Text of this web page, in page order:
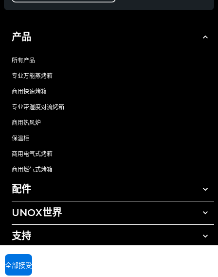
产品
所有产品
专业万能蒸烤箱
商用快速烤箱
专业带湿度对流烤箱
商用热风炉
保温柜
商用电气式烤箱
商用燃气式烤箱
配件
所有配件
手动清洗清洁剂
树脂过滤水处理
反渗透水处理
UNOX世界
我们在全球的办事处
支持
UNOX质保
查找经销商
全部接受